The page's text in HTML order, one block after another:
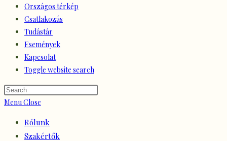
Országos térkép
Csatlakozás
Tudástár
Események
Kapcsolat
Toggle website search
MenuClose
Rólunk
Szakértők